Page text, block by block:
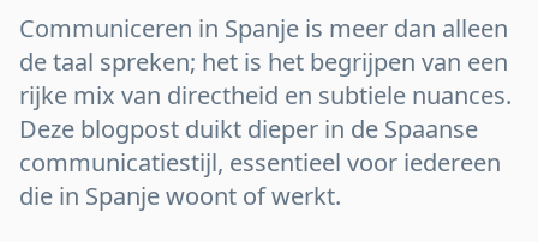
Communiceren in Spanje is meer dan alleen
de taal spreken; het is het begrijpen van een
rijke mix van directheid en subtiele nuances.
Deze blogpost duikt dieper in de Spaanse
communicatiestijl, essentieel voor iedereen
die in Spanje woont of werkt.